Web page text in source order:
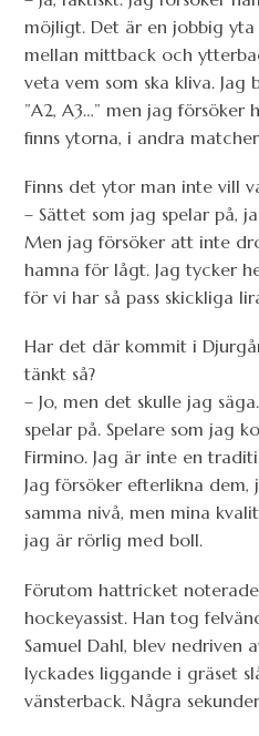
möjligt. Det är en jobbig
mellan mittback och
veta vem som ska kliva. Jag
”A2, A3…” men jag försöker
finns ytorna, i andra
Finns det ytor man inte vill
– Sättet som jag spelar på,
Men jag försöker att inte
hamna för lågt. Jag tycker
för vi har så pass skickliga
Har det där kommit i
tänkt så?
– Jo, men det skulle jag
spelar på. Spelare som jag
Firmino. Jag är inte en
Jag försöker efterlikna
samma nivå, men mina
jag är rörlig med boll.
Förutom hattricket
hockeyassist. Han tog
Samuel Dahl, blev nedriven
lyckades liggande i gräset
vänsterback. Några